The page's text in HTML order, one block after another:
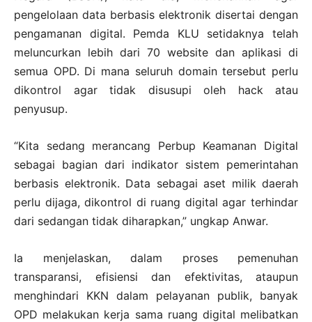
pengelolaan data berbasis elektronik disertai dengan
pengamanan digital. Pemda KLU setidaknya telah
meluncurkan lebih dari 70 website dan aplikasi di
semua OPD. Di mana seluruh domain tersebut perlu
dikontrol agar tidak disusupi oleh hack atau
penyusup.
“Kita sedang merancang Perbup Keamanan Digital
sebagai bagian dari indikator sistem pemerintahan
berbasis elektronik. Data sebagai aset milik daerah
perlu dijaga, dikontrol di ruang digital agar terhindar
dari sedangan tidak diharapkan,” ungkap Anwar.
Ia menjelaskan, dalam proses pemenuhan
transparansi, efisiensi dan efektivitas, ataupun
menghindari KKN dalam pelayanan publik, banyak
OPD melakukan kerja sama ruang digital melibatkan